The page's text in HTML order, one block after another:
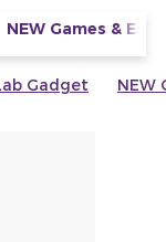
NEW Games &
Gadget NEW